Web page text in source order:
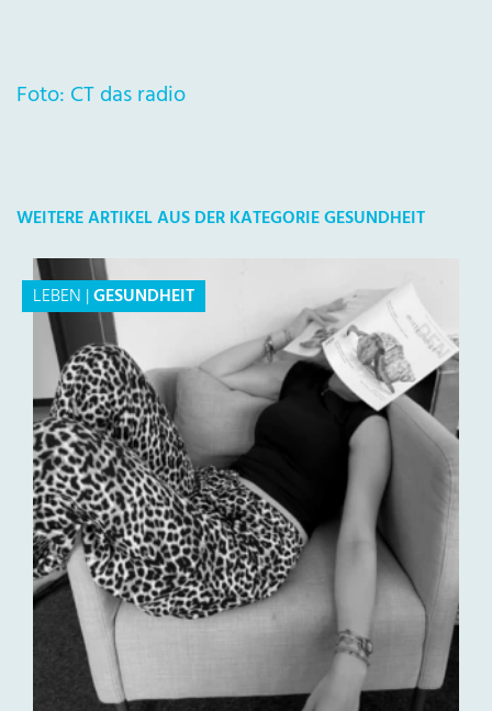
Foto: CT das radio
WEITERE ARTIKEL AUS DER KATEGORIE GESUNDHEIT
LEBEN |GESUNDHEIT